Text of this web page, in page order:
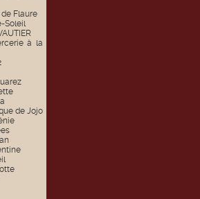
Flaure
Soleil
à la
de Jojo